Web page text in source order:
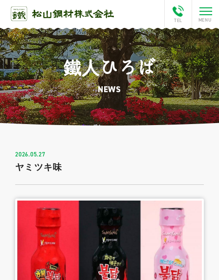
ホーム
会社案内
This is Matsuyama
鐵人ひろば
鐵人ひろば
NEWS
2026.05.27
ヤミツキ味